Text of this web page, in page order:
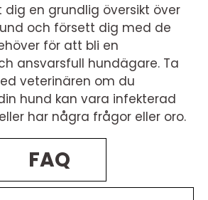
dig en grundlig översikt över
och försett dig med de
för att bli en
ansvarsfull hundägare. Ta
veterinären om du
hund kan vara infekterad
har några frågor eller oro.
FAQ